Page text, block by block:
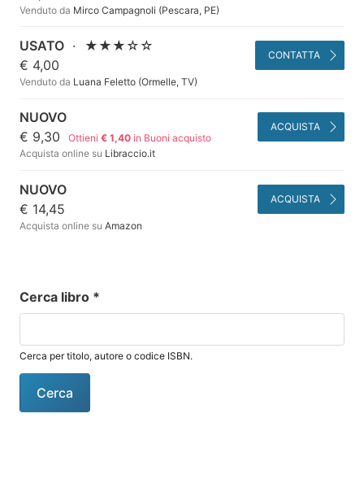
Venduto da Mirco Campagnoli (Pescara, PE)
USATO ·
★★★☆☆
€ 4,00
Venduto da Luana Feletto (Ormelle, TV)
CONTATTA
NUOVO
€ 9,30
Ottieni€ 1,40 in Buoni acquisto
Acquista online su Libraccio.it
ACQUISTA
NUOVO
€ 14,45
Acquista online su Amazon
ACQUISTA
Cerca libro *
Cerca per titolo, autore o codice ISBN.